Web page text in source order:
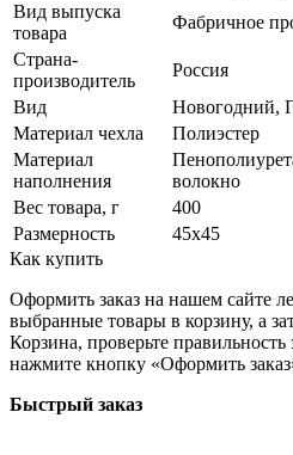
Вид выпуска
товара
Фабричное
Страна-
производитель
Россия
Вид
Новогодний,
Материал чехла
Полиэстер
Материал
наполнения
волокно
Вес товара, г
400
Размерность
45х45
Как купить
Оформить заказ на нашем сайте
выбранные товары в корзину, а
Корзина, проверьте
нажмите кнопку «Оформить
Быстрый заказ